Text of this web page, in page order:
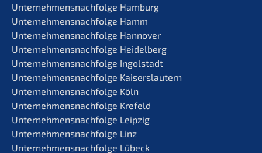
Unternehmens­nachfolge Hamburg
Unternehmens­nachfolge Hamm
Unternehmens­nachfolge Hannover
Unternehmens­nachfolge Heidelberg
Unternehmens­nachfolge Ingolstadt
Unternehmens­nachfolge Kaiserslautern
Unternehmens­nachfolge Köln
Unternehmens­nachfolge Krefeld
Unternehmens­nachfolge Leipzig
Unternehmens­nachfolge Linz
Unternehmens­nachfolge Lübeck